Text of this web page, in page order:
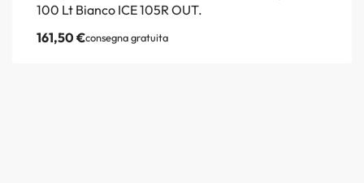
100 Lt Bianco ICE 105R OUT.
161,50€consegna gratuita